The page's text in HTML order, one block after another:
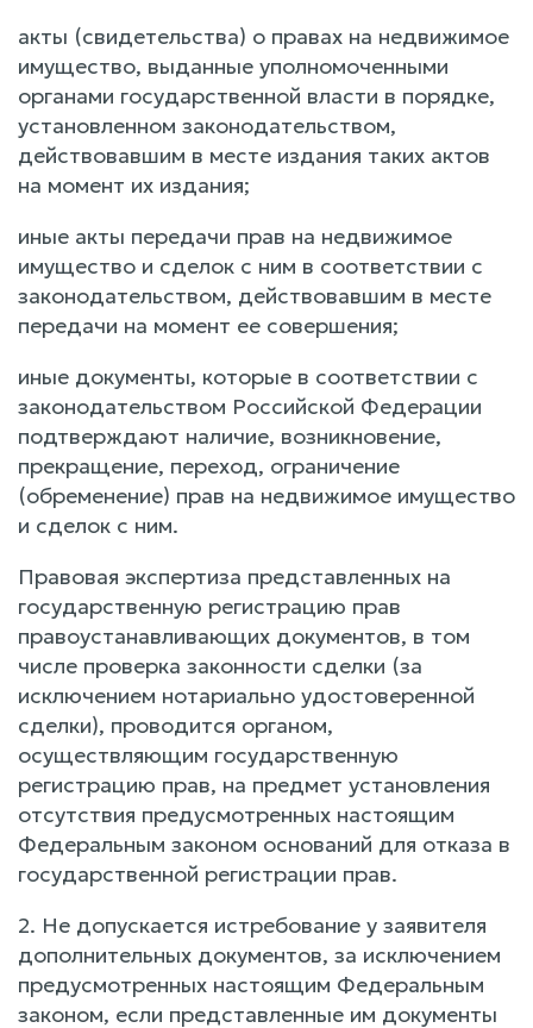
акты (свидетельства) о правах на недвижимое
имущество, выданные уполномоченными
органами государственной власти в порядке,
установленном законодательством,
действовавшим в месте издания таких актов
на момент их издания;
иные акты передачи прав на недвижимое
имущество и сделок с ним в соответствии с
законодательством, действовавшим в месте
передачи на момент ее совершения;
иные документы, которые в соответствии с
законодательством Российской Федерации
подтверждают наличие, возникновение,
прекращение, переход, ограничение
(обременение) прав на недвижимое имущество
и сделок с ним.
Правовая экспертиза представленных на
государственную регистрацию прав
правоустанавливающих документов, в том
числе проверка законности сделки (за
исключением нотариально удостоверенной
сделки), проводится органом,
осуществляющим государственную
регистрацию прав, на предмет установления
отсутствия предусмотренных настоящим
Федеральным законом оснований для отказа в
государственной регистрации прав.
2. Не допускается истребование у заявителя
дополнительных документов, за исключением
предусмотренных настоящим Федеральным
законом, если представленные им документы